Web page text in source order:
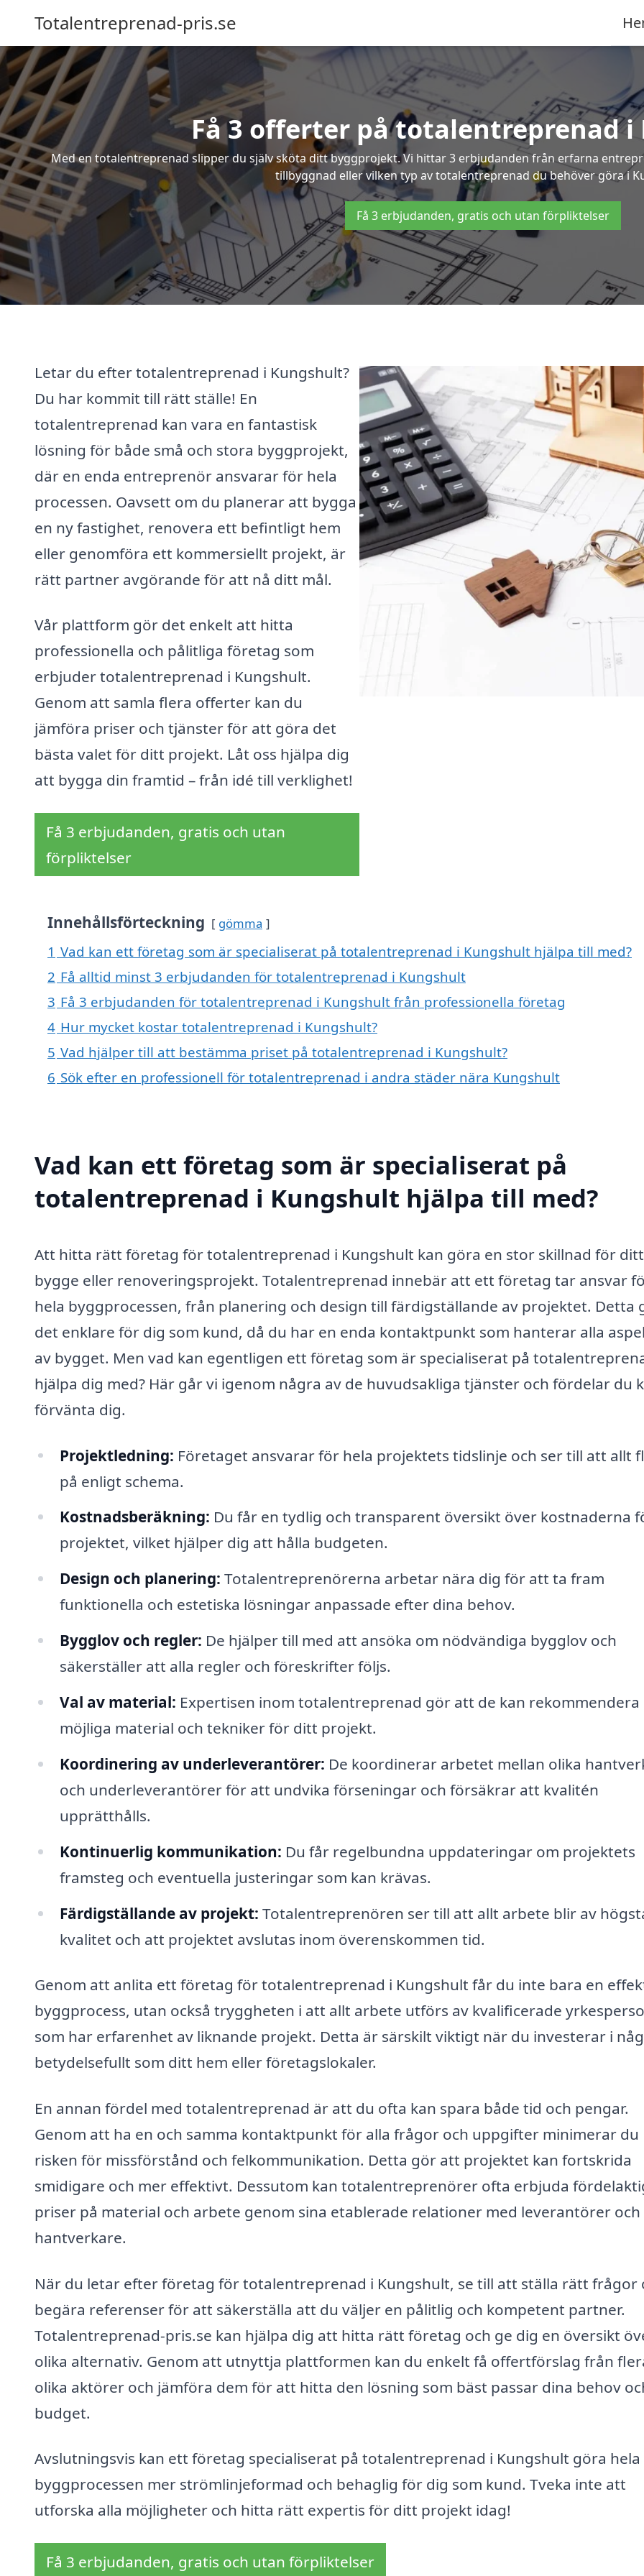
Totalentreprenad-pris.se
Få 3 offerter på totalentreprenad
Med en totalentreprenad slipper du själv sköta ditt byggprojekt. Vi hittar 3 erbjudanden från erfarna
tillbyggnad eller vilken typ av totalentreprenad du behöver göra i
Få 3 erbjudanden, gratis och utan förpliktelser
Letar du efter totalentreprenad i Kungshult?
Du har kommit till rätt ställe! En
totalentreprenad kan vara en fantastisk
lösning för både små och stora byggprojekt,
där en enda entreprenör ansvarar för hela
processen. Oavsett om du planerar att bygga
en ny fastighet, renovera ett befintligt hem
eller genomföra ett kommersiellt projekt, är
rätt partner avgörande för att nå ditt mål.
Vår plattform gör det enkelt att hitta
professionella och pålitliga företag som
erbjuder totalentreprenad i Kungshult.
Genom att samla flera offerter kan du
jämföra priser och tjänster för att göra det
bästa valet för ditt projekt. Låt oss hjälpa dig
att bygga din framtid – från idé till verklighet!
Få 3 erbjudanden, gratis och utan
förpliktelser
Innehållsförteckning gömma
1 Vad kan ett företag som är specialiserat på totalentreprenad i Kungshult hjälpa till med?
2 Få alltid minst 3 erbjudanden för totalentreprenad i Kungshult
3 Få 3 erbjudanden för totalentreprenad i Kungshult från professionella företag
4 Hur mycket kostar totalentreprenad i Kungshult?
5 Vad hjälper till att bestämma priset på totalentreprenad i Kungshult?
6 Sök efter en professionell för totalentreprenad i andra städer nära Kungshult
Vad kan ett företag som är specialiserat på
totalentreprenad i Kungshult hjälpa till med?
Att hitta rätt företag för totalentreprenad i Kungshult kan göra en stor skillnad för ditt
bygge eller renoveringsprojekt. Totalentreprenad innebär att ett företag tar ansvar
hela byggprocessen, från planering och design till färdigställande av projektet. Detta
det enklare för dig som kund, då du har en enda kontaktpunkt som hanterar alla
av bygget. Men vad kan egentligen ett företag som är specialiserat på
hjälpa dig med? Här går vi igenom några av de huvudsakliga tjänster och fördelar du
förvänta dig.
Projektledning: Företaget ansvarar för hela projektets tidslinje och ser till att allt
på enligt schema.
Kostnadsberäkning: Du får en tydlig och transparent översikt över kostnaderna
projektet, vilket hjälper dig att hålla budgeten.
Design och planering: Totalentreprenörerna arbetar nära dig för att ta fram
funktionella och estetiska lösningar anpassade efter dina behov.
Bygglov och regler: De hjälper till med att ansöka om nödvändiga bygglov och
säkerställer att alla regler och föreskrifter följs.
Val av material: Expertisen inom totalentreprenad gör att de kan rekommendera
möjliga material och tekniker för ditt projekt.
Koordinering av underleverantörer: De koordinerar arbetet mellan olika
och underleverantörer för att undvika förseningar och försäkrar att kvalitén
upprätthålls.
Kontinuerlig kommunikation: Du får regelbundna uppdateringar om projektets
framsteg och eventuella justeringar som kan krävas.
Färdigställande av projekt: Totalentreprenören ser till att allt arbete blir av
kvalitet och att projektet avslutas inom överenskommen tid.
Genom att anlita ett företag för totalentreprenad i Kungshult får du inte bara en
byggprocess, utan också tryggheten i att allt arbete utförs av kvalificerade
som har erfarenhet av liknande projekt. Detta är särskilt viktigt när du investerar i
betydelsefullt som ditt hem eller företagslokaler.
En annan fördel med totalentreprenad är att du ofta kan spara både tid och pengar.
Genom att ha en och samma kontaktpunkt för alla frågor och uppgifter minimerar du
risken för missförstånd och felkommunikation. Detta gör att projektet kan fortskrida
smidigare och mer effektivt. Dessutom kan totalentreprenörer ofta erbjuda
priser på material och arbete genom sina etablerade relationer med leverantörer och
hantverkare.
När du letar efter företag för totalentreprenad i Kungshult, se till att ställa rätt frågor
begära referenser för att säkerställa att du väljer en pålitlig och kompetent partner.
Totalentreprenad-pris.se kan hjälpa dig att hitta rätt företag och ge dig en översikt
olika alternativ. Genom att utnyttja plattformen kan du enkelt få offertförslag från
olika aktörer och jämföra dem för att hitta den lösning som bäst passar dina behov
budget.
Avslutningsvis kan ett företag specialiserat på totalentreprenad i Kungshult göra hela
byggprocessen mer strömlinjeformad och behaglig för dig som kund. Tveka inte att
utforska alla möjligheter och hitta rätt expertis för ditt projekt idag!
Få 3 erbjudanden, gratis och utan förpliktelser